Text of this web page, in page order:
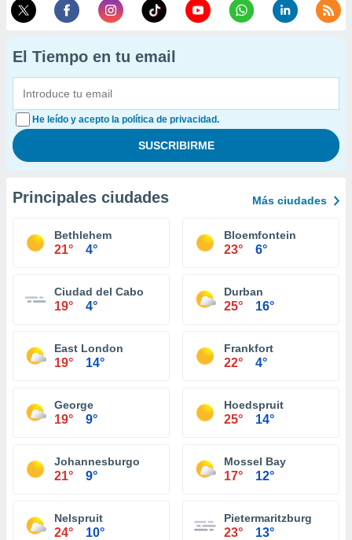
El Tiempo en tu email
He leído y acepto la política de privacidad.
Principales ciudades Más ciudades
Bethlehem
21° 4°
Bloemfontein
23° 6°
Ciudad del Cabo
19° 4°
Durban
25° 16°
East London
19° 14°
Frankfort
22° 4°
George
19° 9°
Hoedspruit
25° 14°
Johannesburgo
21° 9°
Mossel Bay
17° 12°
Nelspruit
24° 10°
Pietermaritzburg
23° 13°